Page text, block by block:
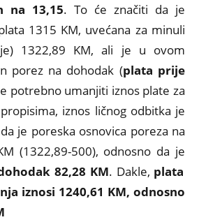
na 13,15. To će značiti da je
1315 KM, uvećana za minuli
1322,89 KM, ali je u ovom
porez na dohodak (plata prije
potrebno umanjiti iznos plate za
iznos ličnog odbitka je
je poreska osnovica poreza na
(1322,89-500), odnosno da je
82,28 KM. Dakle, plata
iznosi 1240,61 KM, odnosno